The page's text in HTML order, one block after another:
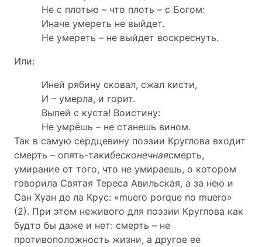
Не с плотью – что плоть – с Богом:
Иначе умереть не выйдет.
Не умереть – не выйдет воскреснуть.
Или:
Иней рябину сковал, сжал кисти,
И – умерла, и горит.
Выпей с куста! Воистину:
Не умрёшь – не станешь вином.
Так в самую сердцевину поэзии Круглова входит
смерть – опять-такибесконечнаясмерть,
умирание от того, что не умираешь, о котором
говорила Святая Тереса Авильская, а за нею и
Сан Хуан де ла Крус: «muero porque no muero»
(2). При этом неживого для поэзии Круглова как
будто бы даже и нет: смерть – не
противоположность жизни, а другое ее